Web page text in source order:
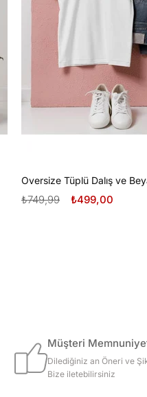
₺499,00
₺749,99
Müşteri
Dilediğiniz an Öneri ve
Bize iletebilirsiniz